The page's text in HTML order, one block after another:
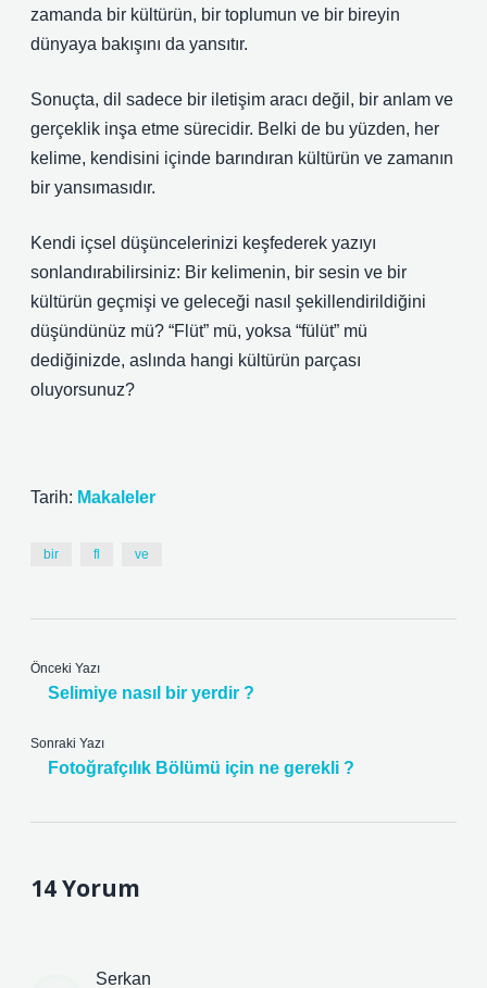
zamanda bir kültürün, bir toplumun ve bir bireyin
dünyaya bakışını da yansıtır.
Sonuçta, dil sadece bir iletişim aracı değil, bir anlam ve
gerçeklik inşa etme sürecidir. Belki de bu yüzden, her
kelime, kendisini içinde barındıran kültürün ve zamanın
bir yansımasıdır.
Kendi içsel düşüncelerinizi keşfederek yazıyı
sonlandırabilirsiniz: Bir kelimenin, bir sesin ve bir
kültürün geçmişi ve geleceği nasıl şekillendirildiğini
düşündünüz mü? “Flüt” mü, yoksa “fülüt” mü
dediğinizde, aslında hangi kültürün parçası
oluyorsunuz?
Tarih: Makaleler
bir fl ve
Önceki Yazı
Selimiye nasıl bir yerdir ?
Sonraki Yazı
Fotoğrafçılık Bölümü için ne gerekli ?
14 Yorum
Serkan